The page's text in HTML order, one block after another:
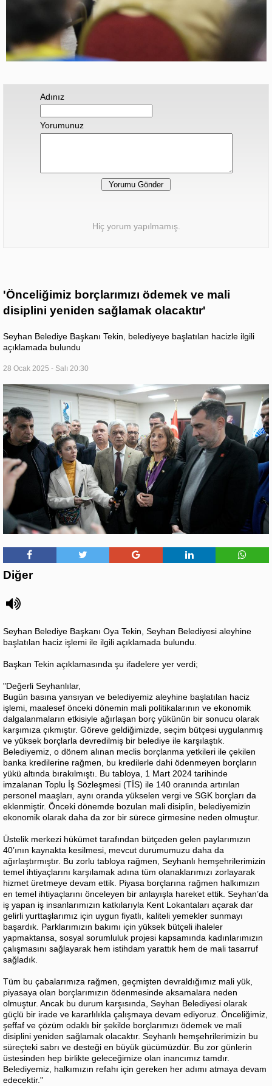
Adınız
Yorumunuz
Hiç yorum yapılmamış.
'Önceliğimiz borçlarımızı ödemek ve mali
disiplini yeniden sağlamak olacaktır'
Seyhan Belediye Başkanı Tekin, belediyeye başlatılan hacizle ilgili
açıklamada bulundu
28 Ocak 2025 - Salı 20:30
Diğer
Seyhan Belediye Başkanı Oya Tekin, Seyhan Belediyesi aleyhine
başlatılan haciz işlemi ile ilgili açıklamada bulundu.
Başkan Tekin açıklamasında şu ifadelere yer verdi;
"Değerli Seyhanlılar,
Bugün basına yansıyan ve belediyemiz aleyhine başlatılan haciz
işlemi, maalesef önceki dönemin mali politikalarının ve ekonomik
dalgalanmaların etkisiyle ağırlaşan borç yükünün bir sonucu olarak
karşımıza çıkmıştır. Göreve geldiğimizde, seçim bütçesi uygulanmış
ve yüksek borçlarla devredilmiş bir belediye ile karşılaştık.
Belediyemiz, o dönem alınan meclis borçlanma yetkileri ile çekilen
banka kredilerine rağmen, bu kredilerle dahi ödenmeyen borçların
yükü altında bırakılmıştı. Bu tabloya, 1 Mart 2024 tarihinde
imzalanan Toplu İş Sözleşmesi (TİS) ile 140 oranında artırılan
personel maaşları, aynı oranda yükselen vergi ve SGK borçları da
eklenmiştir. Önceki dönemde bozulan mali disiplin, belediyemizin
ekonomik olarak daha da zor bir sürece girmesine neden olmuştur.
Üstelik merkezi hükümet tarafından bütçeden gelen paylarımızın
40’ının kaynakta kesilmesi, mevcut durumumuzu daha da
ağırlaştırmıştır. Bu zorlu tabloya rağmen, Seyhanlı hemşehrilerimizin
temel ihtiyaçlarını karşılamak adına tüm olanaklarımızı zorlayarak
hizmet üretmeye devam ettik. Piyasa borçlarına rağmen halkımızın
en temel ihtiyaçlarını önceleyen bir anlayışla hareket ettik. Seyhan’da
iş yapan iş insanlarımızın katkılarıyla Kent Lokantaları açarak dar
gelirli yurttaşlarımız için uygun fiyatlı, kaliteli yemekler sunmayı
başardık. Parklarımızın bakımı için yüksek bütçeli ihaleler
yapmaktansa, sosyal sorumluluk projesi kapsamında kadınlarımızın
çalışmasını sağlayarak hem istihdam yarattık hem de mali tasarruf
sağladık.
Tüm bu çabalarımıza rağmen, geçmişten devraldığımız mali yük,
piyasaya olan borçlarımızın ödenmesinde aksamalara neden
olmuştur. Ancak bu durum karşısında, Seyhan Belediyesi olarak
güçlü bir irade ve kararlılıkla çalışmaya devam ediyoruz. Önceliğimiz,
şeffaf ve çözüm odaklı bir şekilde borçlarımızı ödemek ve mali
disiplini yeniden sağlamak olacaktır. Seyhanlı hemşehrilerimizin bu
süreçteki sabrı ve desteği en büyük gücümüzdür. Bu zor günlerin
üstesinden hep birlikte geleceğimize olan inancımız tamdır.
Belediyemiz, halkımızın refahı için gereken her adımı atmaya devam
edecektir."